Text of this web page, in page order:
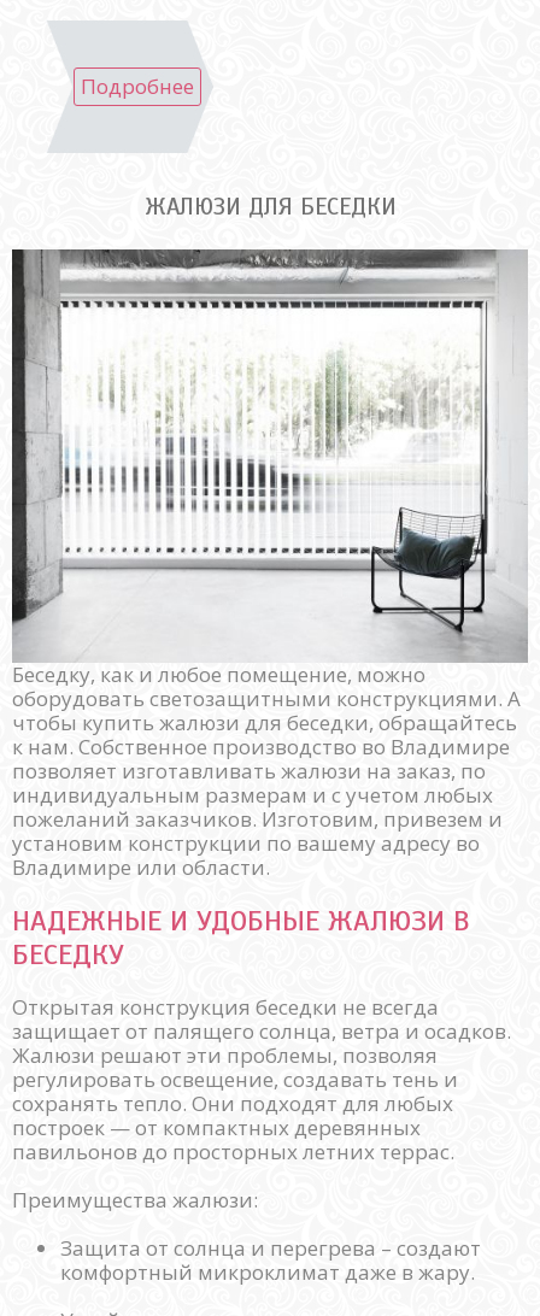
Подробнее
ЖАЛЮЗИ ДЛЯ БЕСЕДКИ
Беседку, как и любое помещение, можно
оборудовать светозащитными конструкциями. А
чтобы купить жалюзи для беседки, обращайтесь
к нам. Собственное производство во Владимире
позволяет изготавливать жалюзи на заказ, по
индивидуальным размерам и с учетом любых
пожеланий заказчиков. Изготовим, привезем и
установим конструкции по вашему адресу во
Владимире или области.
НАДЕЖНЫЕ И УДОБНЫЕ ЖАЛЮЗИ В
БЕСЕДКУ
Открытая конструкция беседки не всегда
защищает от палящего солнца, ветра и осадков.
Жалюзи решают эти проблемы, позволяя
регулировать освещение, создавать тень и
сохранять тепло. Они подходят для любых
построек — от компактных деревянных
павильонов до просторных летних террас.
Преимущества жалюзи:
Защита от солнца и перегрева – создают
комфортный микроклимат даже в жару.